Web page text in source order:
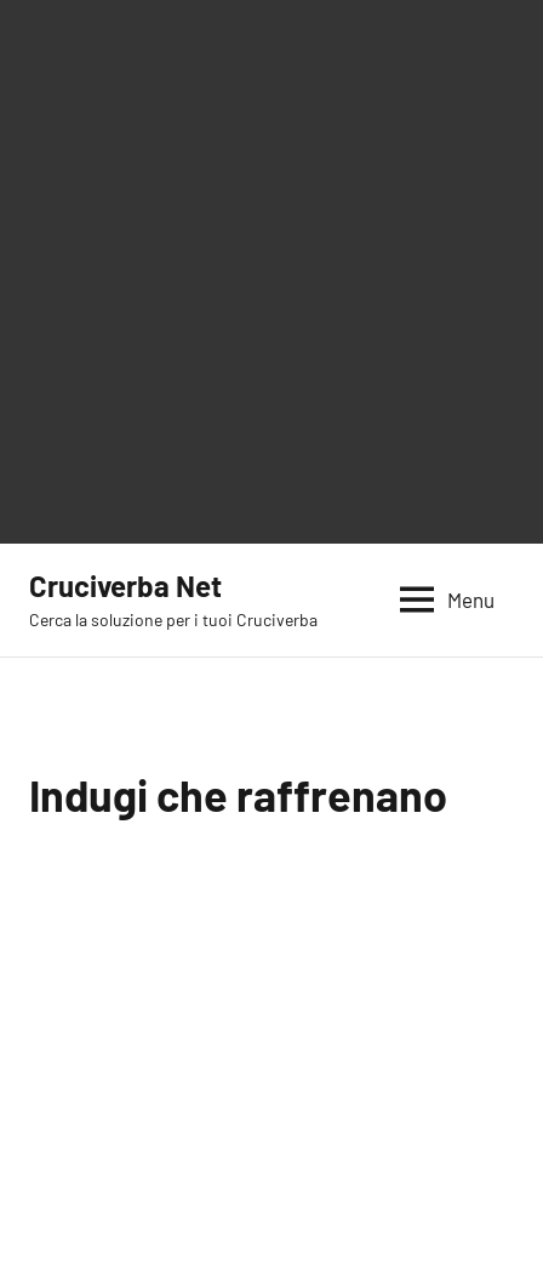
contenuto
Cruciverba Net
Cerca la soluzione per i tuoi Cruciverba
Menu
Indugi che raffrenano